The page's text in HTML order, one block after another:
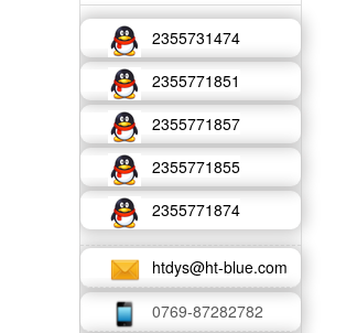
2355731474
2355771851
2355771857
2355771855
2355771874
htdys@ht-blue.com
0769-87282782